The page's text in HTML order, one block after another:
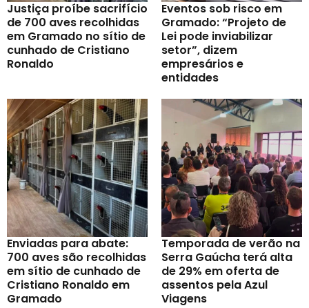
Justiça proíbe sacrifício
de 700 aves recolhidas
em Gramado no sítio de
cunhado de Cristiano
Ronaldo
Eventos sob risco em
Gramado: “Projeto de
Lei pode inviabilizar
setor”, dizem
empresários e
entidades
Enviadas para abate:
700 aves são recolhidas
em sítio de cunhado de
Cristiano Ronaldo em
Gramado
Temporada de verão na
Serra Gaúcha terá alta
de 29% em oferta de
assentos pela Azul
Viagens